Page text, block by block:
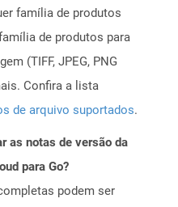
família de produtos
de produtos para
(TIFF, JPEG, PNG
Confira a lista
de arquivo suportados.
as notas de versão da
para Go?
podem ser